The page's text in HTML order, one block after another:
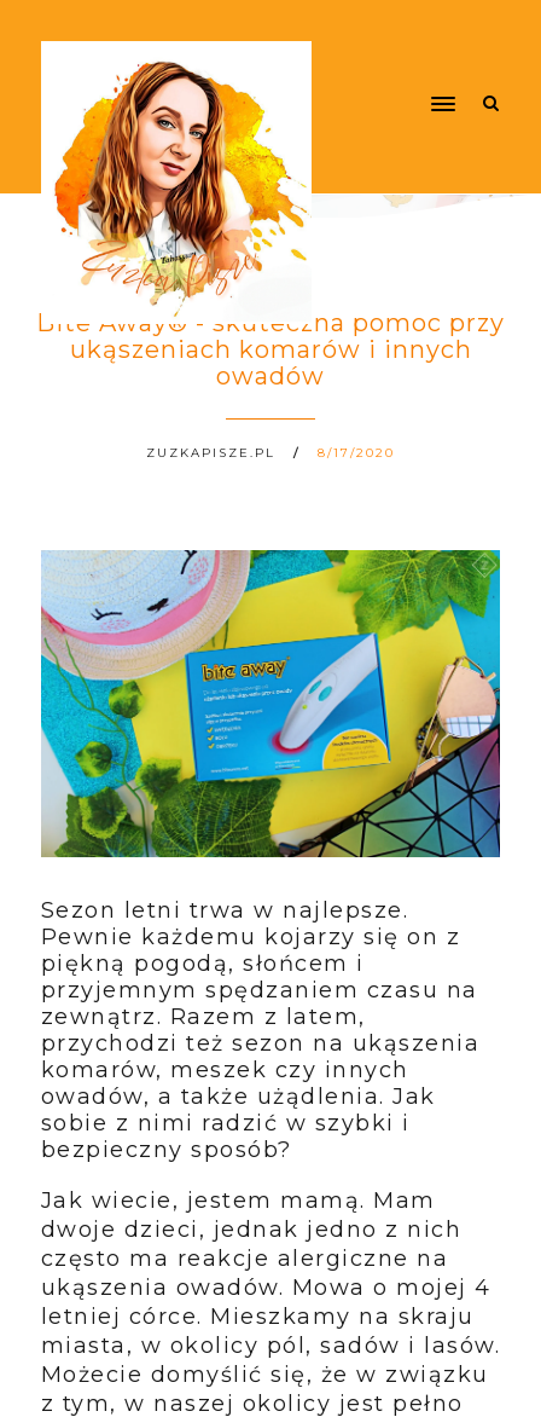
Bite Away® - skuteczna pomoc przy
ukąszeniach komarów i innych
owadów
ZUZKAPISZE.PL 8/17/2020
Sezon letni trwa w najlepsze.
Pewnie każdemu kojarzy się on z
piękną pogodą, słońcem i
przyjemnym spędzaniem czasu na
zewnątrz. Razem z latem,
przychodzi też sezon na ukąszenia
komarów, meszek czy innych
owadów, a także użądlenia. Jak
sobie z nimi radzić w szybki i
bezpieczny sposób?
Jak wiecie, jestem mamą. Mam
dwoje dzieci, jednak jedno z nich
często ma reakcje alergiczne na
ukąszenia owadów. Mowa o mojej 4
letniej córce. Mieszkamy na skraju
miasta, w okolicy pól, sadów i lasów.
Możecie domyślić się, że w związku
z tym, w naszej okolicy jest pełno